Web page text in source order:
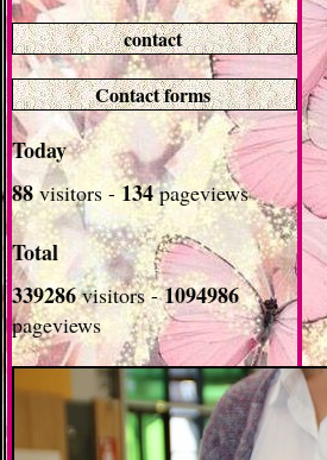
contact
Contact forms
Today
88visitors -134pageviews
Total
339286visitors -1094986
pageviews